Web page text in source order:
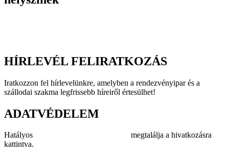
HÍRLEVÉL FELIRATKOZÁS
Iratkozzon fel hírlevelünkre, amelyben a rendezvényipar és a
szállodai szakma legfrissebb híreiről értesülhet!
ADATVÉDELEM
Hatályos
megtalálja a hivatkozásra
kattintva.